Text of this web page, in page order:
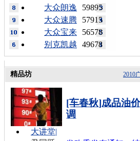
59895
大众朗逸
57915
大众速腾
56578
大众宝来
49678
别克凯越
2010
精品坊
[车春秋]成品油
调
大讲堂|